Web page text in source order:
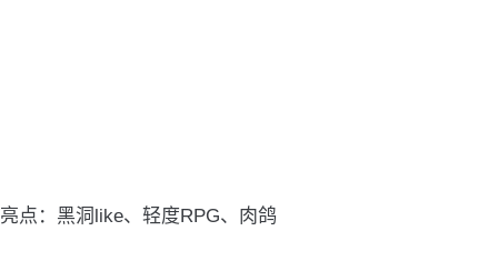
亮点：黑洞like、轻度RPG、肉鸽